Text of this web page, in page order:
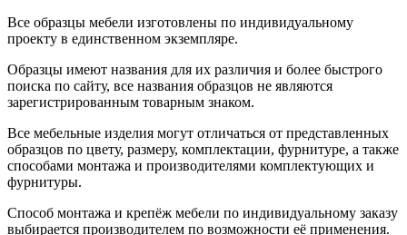
Все образцы мебели изготовлены по индивидуальному
проекту в единственном экземпляре.
Образцы имеют названия для их различия и более быстрого
поиска по сайту, все названия образцов не являются
зарегистрированным товарным знаком.
Все мебельные изделия могут отличаться от представленных
образцов по цвету, размеру, комплектации, фурнитуре, а также
способами монтажа и производителями комплектующих и
фурнитуры.
Способ монтажа и крепёж мебели по индивидуальному заказу
выбирается производителем по возможности её применения.